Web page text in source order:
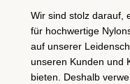
Wir sind stolz darauf,
für hochwertige
auf unserer
unseren Kunden und
bieten. Deshalb